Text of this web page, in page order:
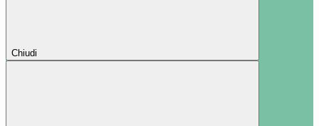
Chiudi